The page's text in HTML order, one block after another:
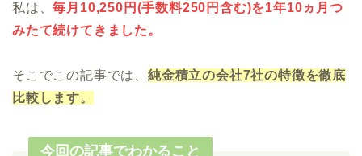
私は、毎月10,250円(手数料250円含む)を1年10ヵ月つ
みたて続けてきました。
そこでこの記事では、 純金積立の会社7社の特徴を徹底
比較します。
今回の記事でわかること